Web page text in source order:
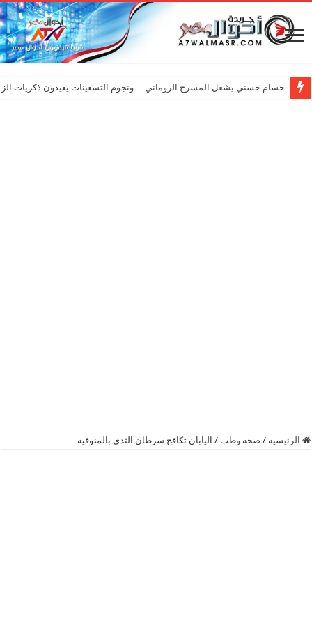
حسام حسني يشعل المسرح الروماني …ونجوم التسعينات يعيدون ذكريات
الرئيسية / صحة وطب / اليابان تكافح سرطان الثدى بالمنوفية